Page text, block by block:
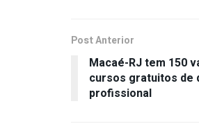
Post Anterior
Macaé-RJ tem 150
cursos gratuitos de
profissional